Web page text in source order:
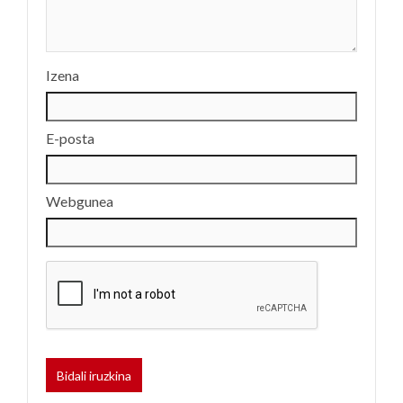
Izena
E-posta
Webgunea